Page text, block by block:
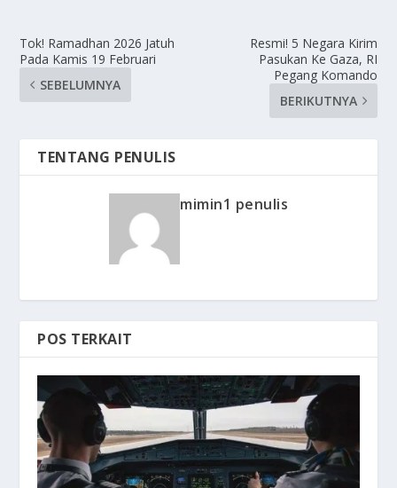
Tok! Ramadhan 2026 Jatuh
Pada Kamis 19 Februari
SEBELUMNYA
Resmi! 5 Negara Kirim
Pasukan Ke Gaza, RI
Pegang Komando
BERIKUTNYA
TENTANG PENULIS
mimin1 penulis
POS TERKAIT